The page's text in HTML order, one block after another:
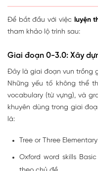
Để bắt đầu với việc luyện
tham khảo lộ trình sau:
Giai đoạn 0-3.0: Xây
Đây là giai đoạn vun trồng
Những yếu tố không thể
vocabulary (từ vựng), và
khuyên dùng trong giai
là:
Tree or Three
Oxford word skills